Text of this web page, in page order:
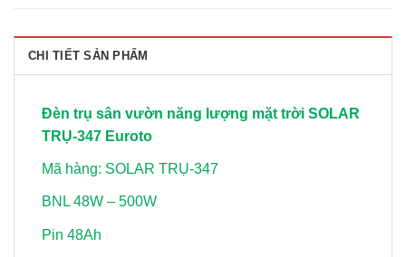
CHI TIẾT SẢN PHẨM
Đèn trụ sân vườn năng lượng mặt trời SOLAR
TRỤ-347 Euroto
Mã hàng: SOLAR TRỤ-347
BNL 48W – 500W
Pin 48Ah